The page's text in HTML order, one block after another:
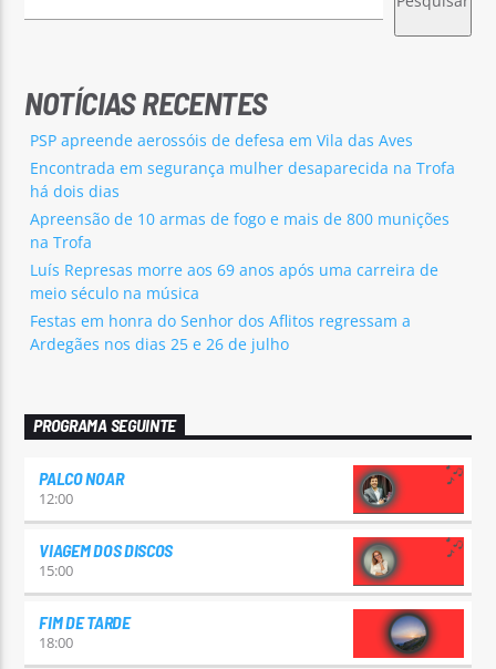
NOTÍCIAS RECENTES
PSP apreende aerossóis de defesa em Vila das Aves
Encontrada em segurança mulher desaparecida na Trofa
há dois dias
Apreensão de 10 armas de fogo e mais de 800 munições
na Trofa
Luís Represas morre aos 69 anos após uma carreira de
meio século na música
Festas em honra do Senhor dos Aflitos regressam a
Ardegães nos dias 25 e 26 de julho
PROGRAMA SEGUINTE
PALCO NOAR
12:00
VIAGEM DOS DISCOS
15:00
FIM DE TARDE
18:00